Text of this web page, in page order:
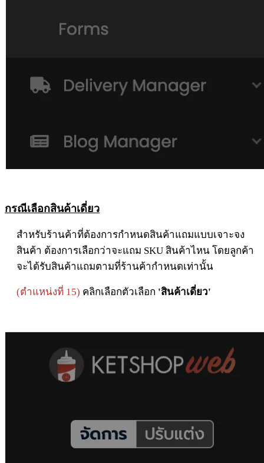
กรณีเลือกสินค้าเดี่ยว
สำหรับร้านค้าที่ต้องการกำหนดสินค้าแถมแบบเจาะจง
สินค้า ต้องการเลือกว่าจะแถม SKU สินค้าไหน โดยลูกค้า
จะได้รับสินค้าแถมตามที่ร้านค้ากำหนดเท่านั้น
(ตำแหน่งที่ 15) คลิกเลือกตัวเลือก 'สินค้าเดี่ยว'